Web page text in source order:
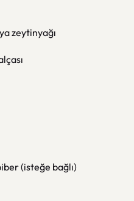
zeytinyağı
(isteğe bağlı)